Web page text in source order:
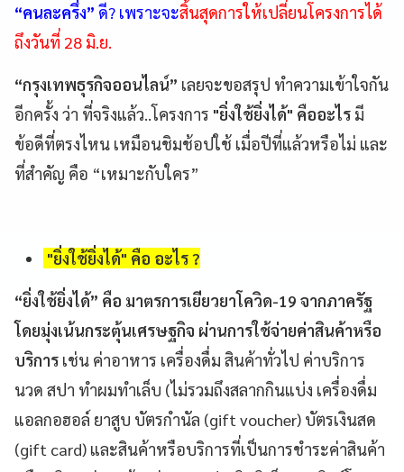
“คนละครึ่ง” ดี? เพราะจะสิ้นสุดการให้เปลี่ยนโครงการได้
ถึงวันที่ 28 มิ.ย.
“กรุงเทพธุรกิจออนไลน์” เลยจะขอสรุป ทำความเข้าใจกัน
อีกครั้ง ว่า ที่จริงแล้ว..โครงการ "ยิ่งใช้ยิ่งได้" คืออะไร มี
ข้อดีที่ตรงไหน เหมือนชิมช้อปใช้ เมื่อปีที่แล้วหรือไม่ และ
ที่สำคัญ คือ “เหมาะกับใคร”
"ยิ่งใช้ยิ่งได้" คือ อะไร ?
“ยิ่งใช้ยิ่งได้” คือ มาตรการเยียวยาโควิด-19 จากภาครัฐ
โดยมุ่งเน้นกระตุ้นเศรษฐกิจ ผ่านการใช้จ่ายค่าสินค้าหรือ
บริการ เช่น ค่าอาหาร เครื่องดื่ม สินค้าทั่วไป ค่าบริการ
นวด สปา ทำผมทำเล็บ (ไม่รวมถึงสลากกินแบ่ง เครื่องดื่ม
แอลกอฮอล์ ยาสูบ บัตรกำนัล (gift voucher) บัตรเงินสด
(gift card) และสินค้าหรือบริการที่เป็นการชำระค่าสินค้า